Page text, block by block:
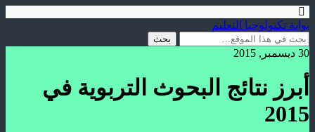
بوابة تكنولوجيا التعليم
30 ديسمبر, 2015
أبرز نتائج البحوث التربوية في
2015